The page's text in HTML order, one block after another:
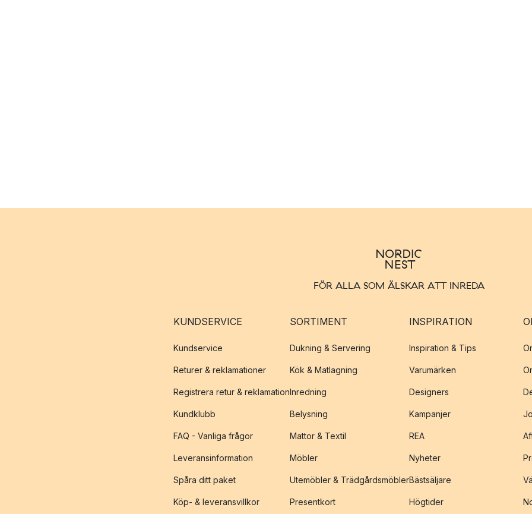
FÖR ALLA SOM ÄLSKAR ATT INREDA
KUNDSERVICE
Kundservice
Returer & reklamationer
Registrera retur & reklamation
Kundklubb
FAQ - Vanliga frågor
Leveransinformation
Spåra ditt paket
Köp- & leveransvillkor
SORTIMENT
Dukning & Servering
Kök & Matlagning
Inredning
Belysning
Mattor & Textil
Möbler
Utemöbler & Trädgårdsmöbler
Presentkort
INSPIRATION
Inspiration & Tips
Varumärken
Designers
Kampanjer
REA
Nyheter
Bästsäljare
Högtider